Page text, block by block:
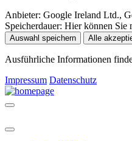
Anbieter: Google Ireland Ltd.,
Speicherdauer: Hier können Sie
Auswahl speichern Alle
Ausführliche Informationen
Impressum Datenschutz